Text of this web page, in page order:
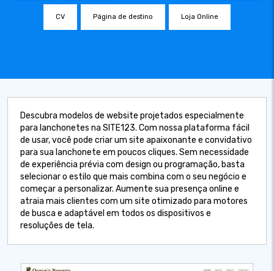
CV Página de destino Loja Online
Descubra modelos de website projetados especialmente
para lanchonetes na SITE123. Com nossa plataforma fácil
de usar, você pode criar um site apaixonante e convidativo
para sua lanchonete em poucos cliques. Sem necessidade
de experiência prévia com design ou programação, basta
selecionar o estilo que mais combina com o seu negócio e
começar a personalizar. Aumente sua presença online e
atraia mais clientes com um site otimizado para motores
de busca e adaptável em todos os dispositivos e
resoluções de tela.